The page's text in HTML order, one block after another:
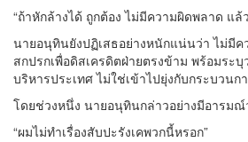
“ถ้าหักล้างได้ ถูกต้อง ไม่มีความผิดพลาด แล้
นายอนุทินยังปฏิเสธอย่างหนักแน่นว่า ไม่มีค
สกปรกเพื่อดิสเครดิตฝ่ายตรงข้าม พร้อมระ
บริหารประเทศ ไม่ใช่เข้าไปยุ่งกับกระบวนก
โดยช่วงหนึ่ง นายอนุทินกล่าวอย่างมีอารมณ์
“ผมไม่ทำเรื่องสับปะรังเคพวกนี้หรอก”